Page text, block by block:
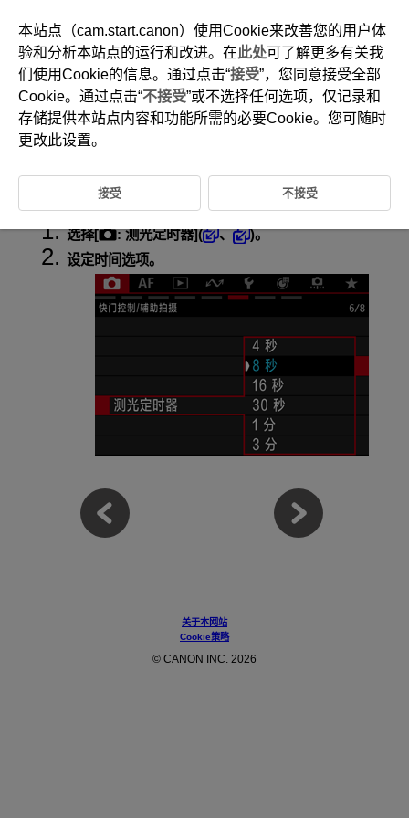
D292-081
测光定时器
光值显示的持续时间)。
选择[ :测光定时器]( 、
)。
设定时间选项。
关于本网站
Cookie策略
© CANON INC. 2026
本站点（cam.start.canon）使用Cookie来改善您的用户体
验和分析本站点的运行和改进。在此处可了解更多有关我
们使用Cookie的信息。通过点击“接受”，您同意接受全部
Cookie。通过点击“不接受”或不选择任何选项，仅记录和
存储提供本站点内容和功能所需的必要Cookie。您可随时
更改此设置。
接受 不接受